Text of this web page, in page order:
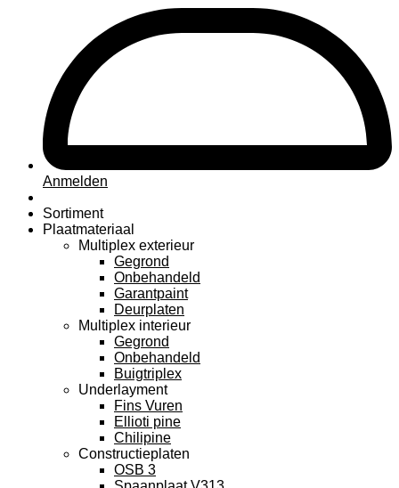
Anmelden
Sortiment
Plaatmateriaal
Multiplex exterieur
Gegrond
Onbehandeld
Garantpaint
Deurplaten
Multiplex interieur
Gegrond
Onbehandeld
Buigtriplex
Underlayment
Fins Vuren
Ellioti pine
Chilipine
Constructieplaten
OSB 3